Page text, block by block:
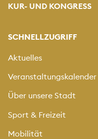
KUR- UND KONGRESS
SCHNELLZUGRIFF
Aktuelles
Veranstaltungskalender
Über unsere Stadt
Sport & Freizeit
Mobilität